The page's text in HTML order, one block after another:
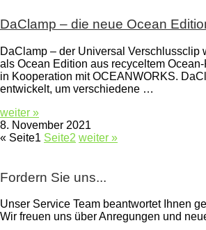
DaClamp – die neue Ocean
DaClamp – der Universal Verschlussclip
als Ocean Edition aus recyceltem
in Kooperation mit OCEANWORKS.
entwickelt, um verschiedene …
weiter »
8. November 2021
« Seite1 Seite2 weiter »
Fordern Sie uns...
Unser Service Team beantwortet Ihnen
Wir freuen uns über Anregungen und